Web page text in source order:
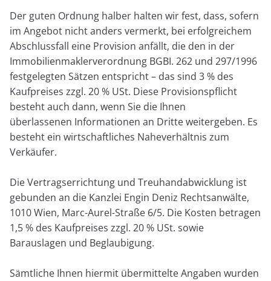
Der guten Ordnung halber halten wir fest, dass, sofern
im Angebot nicht anders vermerkt, bei erfolgreichem
Abschlussfall eine Provision anfällt, die den in der
Immobilienmaklerverordnung BGBI. 262 und 297/1996
festgelegten Sätzen entspricht – das sind 3 % des
Kaufpreises zzgl. 20 % USt. Diese Provisionspflicht
besteht auch dann, wenn Sie die Ihnen
überlassenen Informationen an Dritte weitergeben. Es
besteht ein wirtschaftliches Naheverhältnis zum
Verkäufer.
Die Vertragserrichtung und Treuhandabwicklung ist
gebunden an die Kanzlei Engin Deniz Rechtsanwälte,
1010 Wien, Marc-Aurel-Straße 6/5. Die Kosten betragen
1,5 % des Kaufpreises zzgl. 20 % USt. sowie
Barauslagen und Beglaubigung.
Sämtliche Ihnen hiermit übermittelte Angaben wurden